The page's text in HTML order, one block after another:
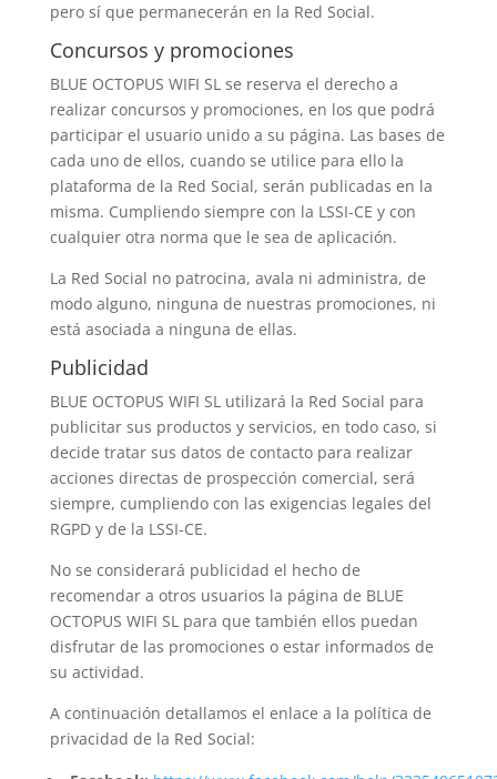
pero sí que permanecerán en la Red Social.
Concursos y promociones
BLUE OCTOPUS WIFI SL se reserva el derecho a
realizar concursos y promociones, en los que podrá
participar el usuario unido a su página. Las bases de
cada uno de ellos, cuando se utilice para ello la
plataforma de la Red Social, serán publicadas en la
misma. Cumpliendo siempre con la LSSI-CE y con
cualquier otra norma que le sea de aplicación.
La Red Social no patrocina, avala ni administra, de
modo alguno, ninguna de nuestras promociones, ni
está asociada a ninguna de ellas.
Publicidad
BLUE OCTOPUS WIFI SL utilizará la Red Social para
publicitar sus productos y servicios, en todo caso, si
decide tratar sus datos de contacto para realizar
acciones directas de prospección comercial, será
siempre, cumpliendo con las exigencias legales del
RGPD y de la LSSI-CE.
No se considerará publicidad el hecho de
recomendar a otros usuarios la página de BLUE
OCTOPUS WIFI SL para que también ellos puedan
disfrutar de las promociones o estar informados de
su actividad.
A continuación detallamos el enlace a la política de
privacidad de la Red Social: